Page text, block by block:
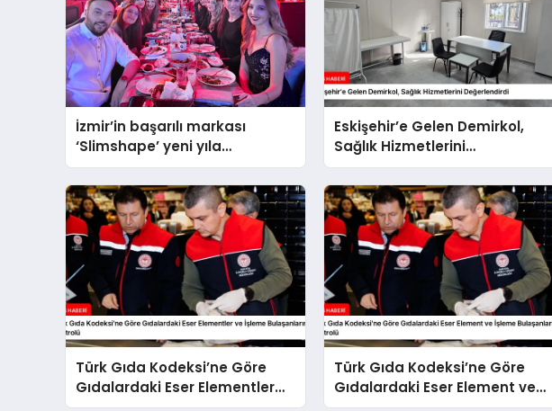
İzmir’in başarılı markası
‘Slimshape’ yeni yıla
müjdelerle girdi!
Eskişehir’e Gelen Demirkol,
Sağlık Hizmetlerini
Değerlendirdi
Türk Gıda Kodeksi’ne Göre
Gıdalardaki Eser Elementler
ve İşleme Bulaşanlarının
Türk Gıda Kodeksi’ne Göre
Gıdalardaki Eser Element ve
İşleme Bulaşanlarının Kontrolü